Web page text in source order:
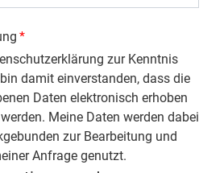
*
zur Kenntnis
damit einverstanden, dass die
Daten elektronisch erhoben
Meine Daten werden dabei
zur Bearbeitung und
Anfrage genutzt.